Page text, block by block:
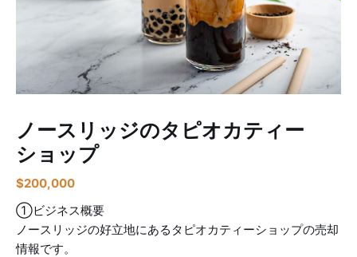
ノースリッジのタピオカティー
ショップ
$200,000
①ビジネス概要
ノースリッジの好立地にあるタピオカティーショップの売却
情報です。